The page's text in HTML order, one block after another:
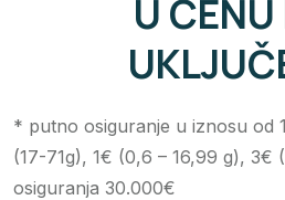
U
* putno osiguranje u iznosu od
(17-71g), 1€ (0,6 – 16,99 g), 3€
osiguranja 30.000€